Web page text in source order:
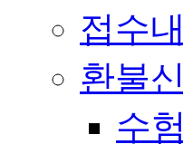
접수
환불
수